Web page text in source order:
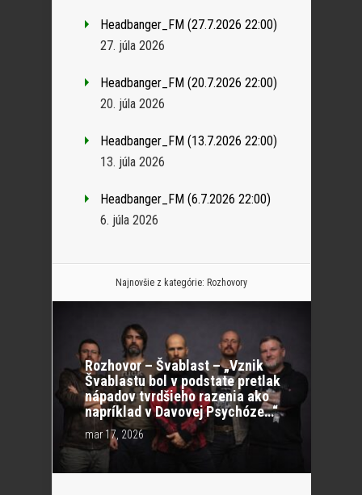
Headbanger_FM (27.7.2026 22:00)
27. júla 2026
Headbanger_FM (20.7.2026 22:00)
20. júla 2026
Headbanger_FM (13.7.2026 22:00)
13. júla 2026
Headbanger_FM (6.7.2026 22:00)
6. júla 2026
Najnovšie z kategórie: Rozhovory
Rozhovor – Švablast – „Vznik
Švablastu bol v podstate pretlak
nápadov tvrdšieho razenia ako
napríklad v Davovej Psychóze…“
mar 17, 2026